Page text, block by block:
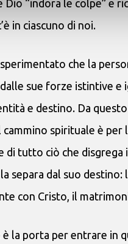
Dio “indora le colpe” e
in ciascuno di noi.
che la
sue forze istintive e
e destino. Da
cammino spirituale è per
di tutto ciò che
separa dal suo destino:
con Cristo, il
è la porta per entrare in